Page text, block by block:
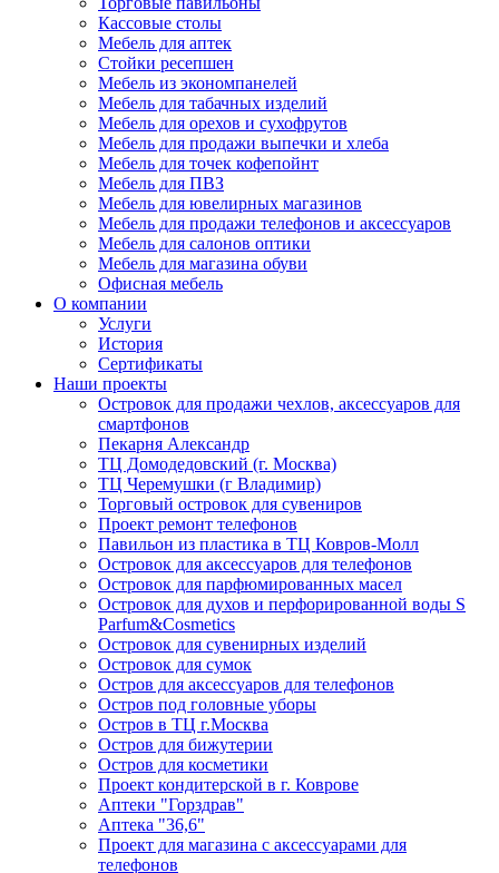
Кассовые столы
Мебель для аптек
Стойки ресепшен
Мебель из экономпанелей
Мебель для табачных изделий
Мебель для орехов и сухофрутов
Мебель для продажи выпечки и хлеба
Мебель для точек кофепойнт
Мебель для ПВЗ
Мебель для ювелирных магазинов
Мебель для продажи телефонов и аксессуаров
Мебель для салонов оптики
Мебель для магазина обуви
Офисная мебель
О компании
Услуги
История
Сертификаты
Наши проекты
Островок для продажи чехлов, аксессуаров для
смартфонов
Пекарня Александр
ТЦ Домодедовский (г. Москва)
ТЦ Черемушки (г Владимир)
Торговый островок для сувениров
Проект ремонт телефонов
Павильон из пластика в ТЦ Ковров-Молл
Островок для аксессуаров для телефонов
Островок для парфюмированных масел
Островок для духов и перфорированной воды S
Parfum&Cosmetics
Островок для сувенирных изделий
Островок для сумок
Остров для аксессуаров для телефонов
Остров под головные уборы
Остров в ТЦ г.Москва
Остров для бижутерии
Остров для косметики
Проект кондитерской в г. Коврове
Аптеки "Горздрав"
Аптека "36,6"
Проект для магазина с аксессуарами для
телефонов